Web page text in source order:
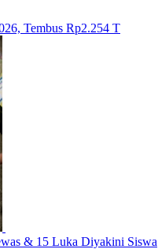
Tembus Rp2.254 T
& 15 Luka Diyakini Siswa